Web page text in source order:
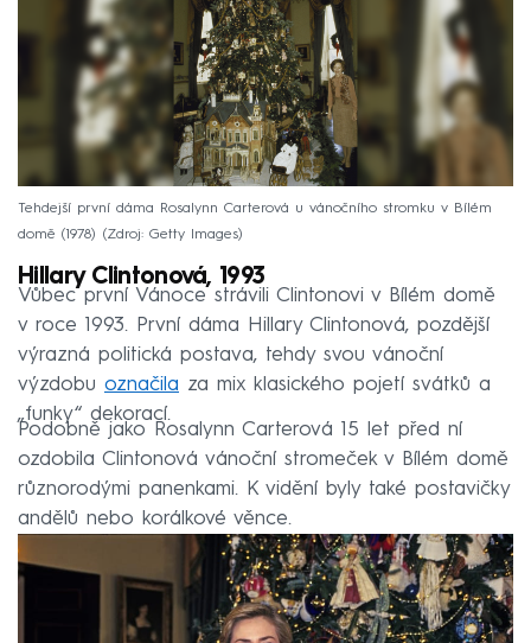
Tehdejší první dáma Rosalynn Carterová u vánočního stromku v Bílém
domě (1978)
Zdroj: Getty Images
Hillary Clintonová, 1993
Vůbec první Vánoce strávili Clintonovi v Bílém domě
v roce 1993. První dáma Hillary Clintonová, pozdější
výrazná politická postava, tehdy svou vánoční
výzdobu označila za mix klasického pojetí svátků a
„funky“ dekorací.
Podobně jako Rosalynn Carterová 15 let před ní
ozdobila Clintonová vánoční stromeček v Bílém domě
různorodými panenkami. K vidění byly také postavičky
andělů nebo korálkové věnce.